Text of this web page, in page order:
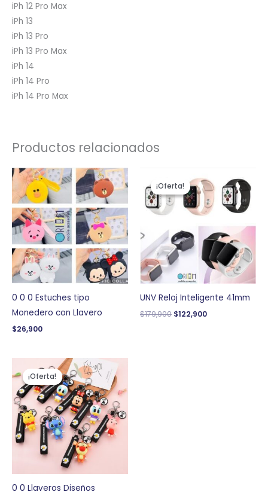
iPh 12 Pro Max
iPh 13
iPh 13 Pro
iPh 13 Pro Max
iPh 14
iPh 14 Pro
iPh 14 Pro Max
Productos relacionados
0 0 0 Estuches tipo
Monedero con Llavero
$26,900
¡Oferta!
¡Oferta!
UNV Reloj Inteligente 41mm
$179,900
precio
original
era:
$179,900.
$122,900
precio
actual
es:
$122,900.
¡Oferta!
¡Oferta!
0 0 Llaveros Diseños
precio
original
era:
$21,900.
El
precio
actual
es:
$14,900.